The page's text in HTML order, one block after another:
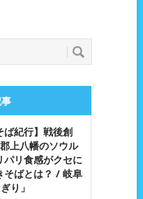
ば紀行】戦後創
上八幡のソウル
パリ食感がクセに
そばとは？ / 岐阜
り」